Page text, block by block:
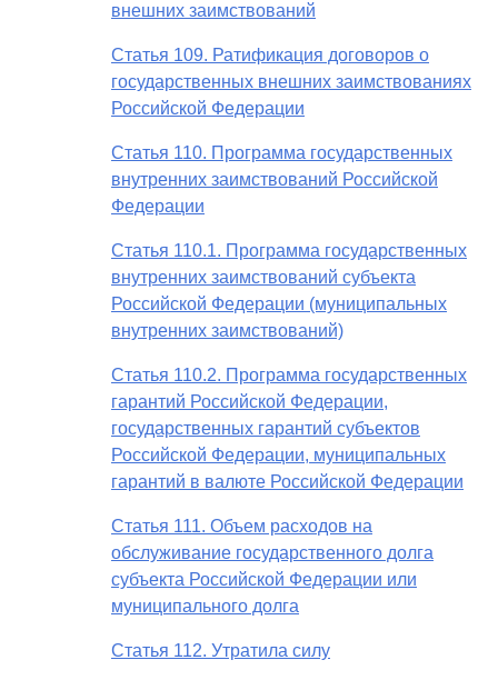
внешних заимствований
Статья 109. Ратификация договоров о
государственных внешних заимствованиях
Российской Федерации
Статья 110. Программа государственных
внутренних заимствований Российской
Федерации
Статья 110.1. Программа государственных
внутренних заимствований субъекта
Российской Федерации (муниципальных
внутренних заимствований)
Статья 110.2. Программа государственных
гарантий Российской Федерации,
государственных гарантий субъектов
Российской Федерации, муниципальных
гарантий в валюте Российской Федерации
Статья 111. Объем расходов на
обслуживание государственного долга
субъекта Российской Федерации или
муниципального долга
Статья 112. Утратила силу